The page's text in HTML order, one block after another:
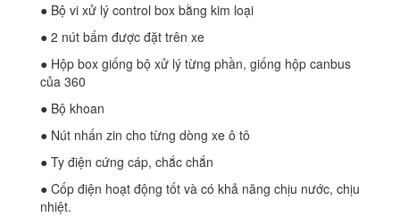
● Bộ vi xử lý control box bằng kim loại
● 2 nút bấm được đặt trên xe
● Hộp box giống bộ xử lý từng phần, giống hộp canbus
của 360
● Bộ khoan
● Nút nhấn zin cho từng dòng xe ô tô
● Ty điện cứng cáp, chắc chắn
● Cốp điện hoạt động tốt và có khả năng chịu nước, chịu
nhiệt.